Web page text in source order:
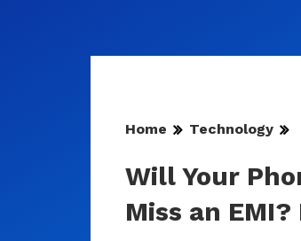
Home Technology
Will Your
Miss an